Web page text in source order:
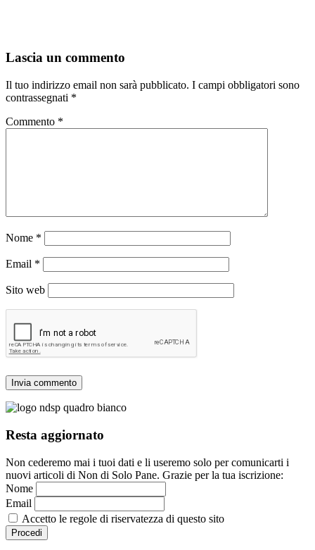
Lascia un commento
Il tuo indirizzo email non sarà pubblicato. I campi obbligatori sono
contrassegnati *
Commento *
Nome *
Email *
Sito web
Resta aggiornato
Non cederemo mai i tuoi dati e li useremo solo per comunicarti i
nuovi articoli di Non di Solo Pane. Grazie per la tua iscrizione:
Nome
Email
Accetto le regole di riservatezza di questo sito